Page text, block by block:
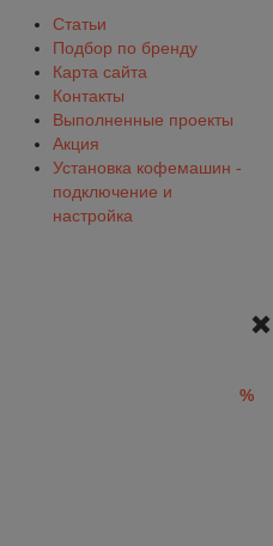
Статьи
Подбор по бренду
Карта сайта
Контакты
Выполненные проекты
Акция
Установка кофемашин -
подключение и
настройка
%